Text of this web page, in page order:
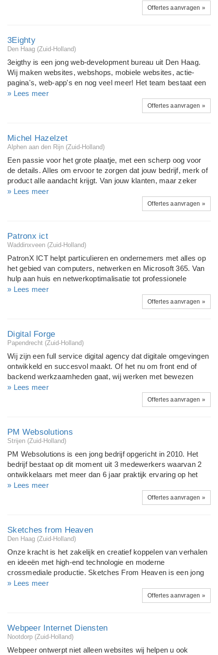
website van uw bedrijf, stichting of vereniging uit handen. Een
professionele moderne, strakke en goed vindbare website
voor gaan. Omdat wij met alles-in-1-pakketten en een
ticketsysteem werken weet u van te voren precies waar u
met 1 druk op de knop nemen wij uw website over en helpen
u online weer op weg. Bij Pictan staat uw bedrijf centraal!
Offertes aanvragen »
3Eighty
Den Haag (Zuid-Holland)
3eigthy is een jong web-development bureau uit Den Haag.
Wij maken websites, webshops, mobiele websites, actie-
pagina's, web-app's en nog veel meer! Het team bestaat een
gemotiveerde club jonge mensen met ieder hun eigen affiniteit
en expertise. 3eighty levert maatwerk internet oplossingen
maar ook support diensten. Sinds onze oprichting hebben wij
maatwerk websites, beheeromgevingen en open-source
oplossingen in het algemeen. Wij bieden u of uw organisatie
online projecten. U heeft naast een ontwikkelaar en designer
dus ook een sparringpartner die met u meedenkt!
» Lees meer
Offertes aanvragen »
Michel Hazelzet
Alphen aan den Rijn (Zuid-Holland)
Een passie voor het grote plaatje, met een scherp oog voor
de details. Alles om ervoor te zorgen dat jouw bedrijf, merk of
product alle aandacht krijgt. Van jouw klanten, maar zeker
ook van ons. Er zijn een een hoop bedrijven die doen wat wij
doen, ze leveren dezelfde diensten en doen hetzelfde werk.
Maar onze klanten werken met ons samen vanwege de
ons werk, het is onze passie. Vanuit deze insteek zorgen wij
dat jouw klanten, en daarmee ook onze klanten, het
doen we net die stap extra, slijpen we onze punten net wat
scherper, om zo jouw merk te laten stralen.
» Lees meer
Offertes aanvragen »
Patronx ict
Waddinxveen (Zuid-Holland)
PatronX ICT helpt particulieren en ondernemers met alles op
het gebied van computers, netwerken en Microsoft 365. Van
hulp aan huis en netwerkoptimalisatie tot professionele
websites, e-mail en cloudoplossingen – wij zorgen dat alles
werkt zoals het hoort. Of het nu gaat om een trage laptop,
slecht wifi-signaal, een eigen domein met mail of een
Onze diensten: • Computerhulp & reparatie (aan huis of op
afstand) • Website & webshop bouw • Microsoft 365 inrichting
ups • IT-onderhoud en advies
» Lees meer
Offertes aanvragen »
Digital Forge
Papendrecht (Zuid-Holland)
Wij zijn een full service digital agency dat digitale omgevingen
ontwikkeld en succesvol maakt. Of het nu om front end of
backend werkzaamheden gaat, wij werken met bewezen
technieken en kunnen uw bezoekers versteld doen staan met
een platform waarbij kwaliteit, snelheid, efficiëntie en stabiliteit
op plek één staan! Ontwerpen die jouw website, merk of
jouw publiek veroveren. Wij ontwikkelen ook
toekomstbestendige e-commerce platformen voor bedrijven
hun klanten 24 uur per dag, 7 dagen per week van dienst te
willen zijn.
» Lees meer
Offertes aanvragen »
PM Websolutions
Strijen (Zuid-Holland)
PM Websolutions is een jong bedrijf opgericht in 2010. Het
bedrijf bestaat op dit moment uit 3 medewerkers waarvan 2
ontwikkelaars met meer dan 6 jaar praktijk ervaring op het
gebied van webdevelopment en .NET. Onze ontwikkelaars
hebben een groot aantal technisch uitdagende websites en
webapplicaties ontwikkeld van kleine persoonlijke websites
per dag. Door deze ervaring en door kleine overhead en direct
communicatie kunnen wij technisch complexe websites van
Maar voor het ontwerpen van eenvoudigere websites kunt u
natuurlijk ook goed bij ons terecht!
» Lees meer
Offertes aanvragen »
Sketches from Heaven
Den Haag (Zuid-Holland)
Onze kracht is het zakelijk en creatief koppelen van verhalen
en ideeën met high-end technologie en moderne
crossmediale productie. Sketches From Heaven is een jong
creatief bedrijf met tien jaar professionele ervaring op het vlak
van film, televisie, design en internetconcepten. Ons werk is
belangrijk, belangrijk voor bedrijven en consumenten.
films en televisieprogramma's, concepten en websites,
gebouwen, logo's en verhalen. Ons werk is belangrijk voor zij
» Lees meer
Offertes aanvragen »
Webpeer Internet Diensten
Nootdorp (Zuid-Holland)
Webpeer ontwerpt niet alleen websites wij helpen u ook